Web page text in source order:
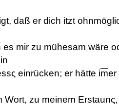
daß er dich itzt
es mir zu mühesam wäre
einrücken; er hätte imer
Wort, zu meinem